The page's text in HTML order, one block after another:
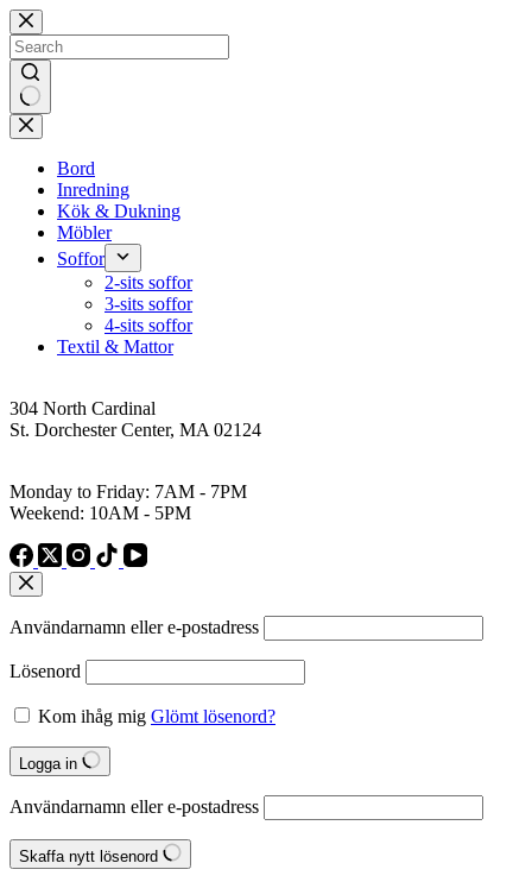
Skip
to
content
No
results
Bord
Inredning
Kök & Dukning
Möbler
Soffor
2-sits soffor
3-sits soffor
4-sits soffor
Textil & Mattor
304 North Cardinal
St. Dorchester Center, MA 02124
Monday to Friday: 7AM - 7PM
Weekend: 10AM - 5PM
Användarnamn eller e‑postadress
Lösenord
Kom ihåg mig Glömt lösenord?
Logga in
Användarnamn eller e‑postadress
Skaffa nytt lösenord